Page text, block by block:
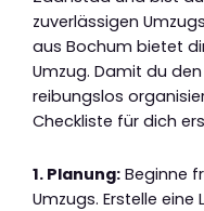
zuverlässigen
aus Bochum bietet
Umzug. Damit du
reibungslos
Checkliste für dich
1. Planung: Beginne
Umzugs. Erstelle